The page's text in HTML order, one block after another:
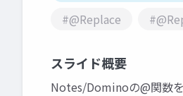
#@Replace
スライド概要
Notes/Dominoの@関数